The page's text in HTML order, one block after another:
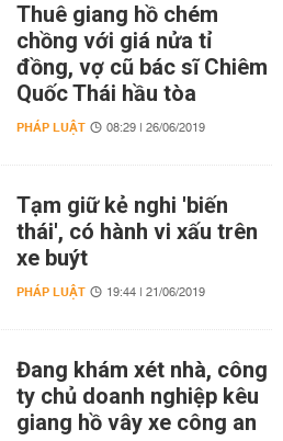
Thuê giang hồ chém
chồng với giá nửa tỉ
đồng, vợ cũ bác sĩ Chiêm
Quốc Thái hầu tòa
PHÁP LUẬT 08:29 | 26/06/2019
Tạm giữ kẻ nghi 'biến
thái', có hành vi xấu trên
xe buýt
PHÁP LUẬT 19:44 | 21/06/2019
Đang khám xét nhà, công
ty chủ doanh nghiệp kêu
giang hồ vây xe công an